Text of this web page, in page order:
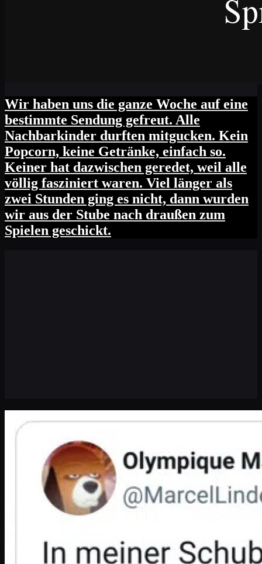
Wir haben uns die ganze Woche auf eine
bestimmte Sendung gefreut. Alle
Nachbarkinder durften mitgucken. Kein
Popcorn, keine Getränke, einfach so.
Keiner hat dazwischen geredet, weil alle
völlig fasziniert waren. Viel länger als
zwei Stunden ging es nicht, dann wurden
wir aus der Stube nach draußen zum
Spielen geschickt.